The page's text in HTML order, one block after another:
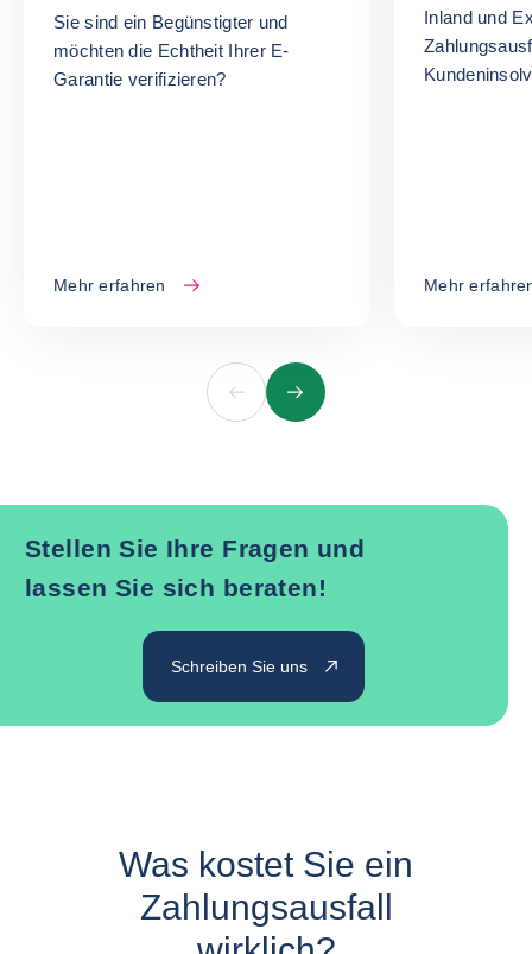
Sie sind ein Begünstigter und
möchten die Echtheit Ihrer E-
Garantie verifizieren?
Mehr erfahren
Inland und
Mehr
VorherigeNächste
Stellen Sie Ihre Fragen und
lassen Sie sich beraten!
Schreiben Sie uns
Was kostet Sie ein
Zahlungsausfall